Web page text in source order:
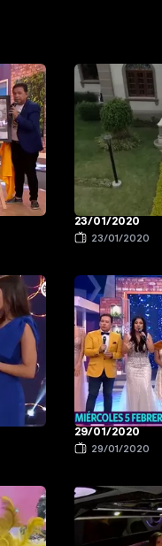
23/01/2020
23/01/2020
29/01/2020
29/01/2020